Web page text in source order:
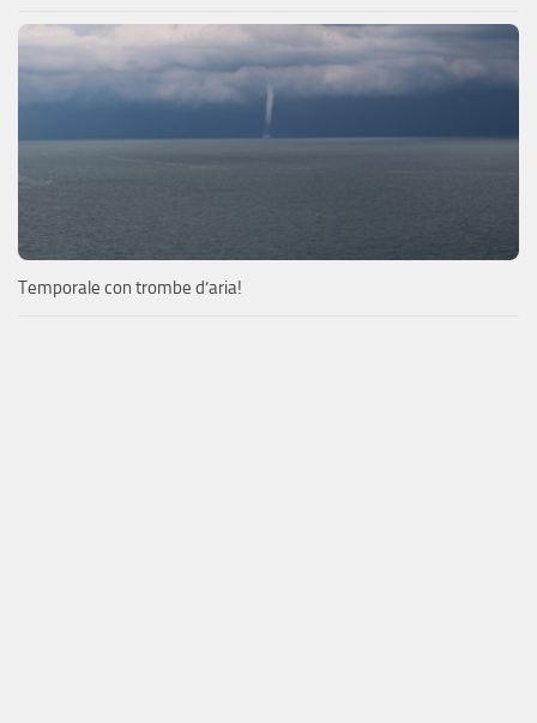
Temporale con trombe d’aria!